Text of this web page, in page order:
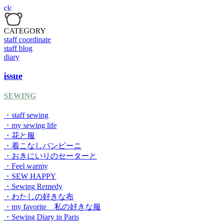
CATEGORY
staff coordinate
staff blog
diary
issue
SEWING
・staff sewing
・my sewing life
・花と服
・着こなしバンビーニ
・おきにいりのセーターと
・Feel warmy
・SEW HAPPY
・Sewing Remedy
・わたしの好きな布
・my favorite 私の好きな服
・Sewing Diary in Paris